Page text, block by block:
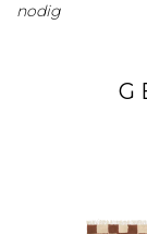
nodig